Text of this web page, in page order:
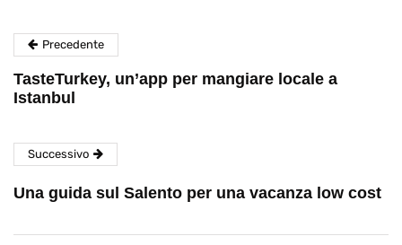
Precedente
TasteTurkey, un’app per mangiare locale a
Istanbul
Successivo
Una guida sul Salento per una vacanza low cost